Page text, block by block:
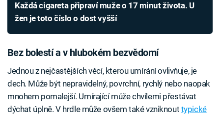
Každá cigareta připraví muže o 17 minut života. U
žen je toto číslo o dost vyšší
Bez bolestí a v hlubokém bezvědomí
Jednou z nejčastějších věcí, kterou umírání ovlivňuje, je
dech. Může být nepravidelný, povrchní, rychlý nebo naopak
mnohem pomalejší. Umírající může chvílemi přestávat
dýchat úplně. V hrdle může ovšem také vzniknout typické